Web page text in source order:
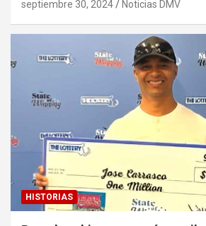
septiembre 30, 2024 Noticias DMV
HISTORIAS